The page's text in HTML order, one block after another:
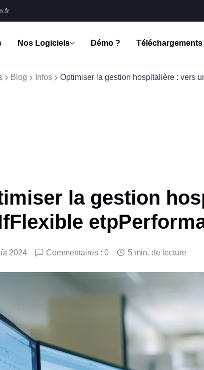
Nos Logiciels Démo ? Téléchargements
Blog Infos Optimiser la gestion hospitalière : vers
la gestion
2024 Commentaires : 0 5 min. de lecture